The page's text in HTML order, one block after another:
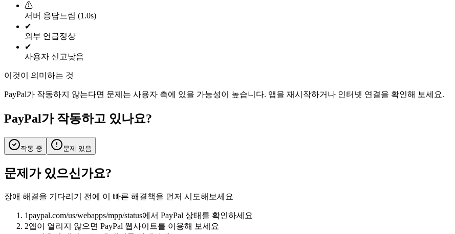
⚠
서버 응답느림 (1.0s)
✔
외부 언급정상
✔
사용자 신고낮음
이것이 의미하는 것
PayPal가 작동하지 않는다면 문제는 사용자 측에 있을 가능성이 높습니다. 앱을 재시작하거나 인터넷 연결을 확인해 보세요.
PayPal가 작동하고 있나요?
작동 중 문제 있음
문제가 있으신가요?
장애 해결을 기다리기 전에 이 빠른 해결책을 먼저 시도해보세요
1paypal.com/us/webapps/mpp/status에서 PayPal 상태를 확인하세요
2앱이 열리지 않으면 PayPal 웹사이트를 이용해 보세요